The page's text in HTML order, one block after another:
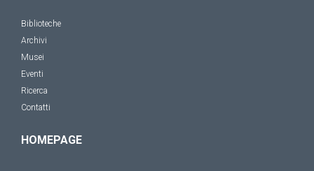
Biblioteche
Archivi
Musei
Eventi
Ricerca
Contatti
HOMEPAGE